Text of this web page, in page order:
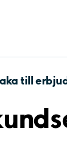
till